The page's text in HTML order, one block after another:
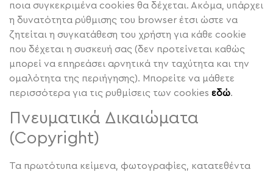
ποια συγκεκριμένα cookies θα δέχεται. Ακόμα, υπάρχει
η δυνατότητα ρύθμισης του browser έτσι ώστε να
ζητείται η συγκατάθεση του χρήστη για κάθε cookie
που δέχεται η συσκευή σας (δεν προτείνεται καθώς
μπορεί να επηρεάσει αρνητικά την ταχύτητα και την
ομαλότητα της περιήγησης). Μπορείτε να μάθετε
περισσότερα για τις ρυθμίσεις των cookies εδώ.
Πνευματικά Δικαιώματα
(Copyright)
Τα πρωτότυπα κείμενα, φωτογραφίες, κατατεθέντα